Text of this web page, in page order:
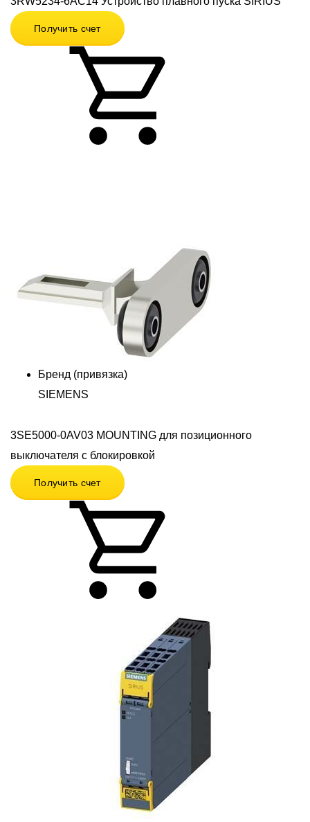
Получить счет
Бренд (привязка)
SIEMENS
3SE5000-0AV03 MOUNTING для позиционного
выключателя с блокировкой
Получить счет